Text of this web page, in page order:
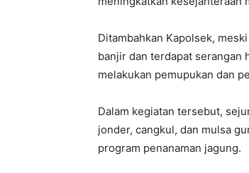
Ditambahkan Kapolsek,
banjir dan terdapat serangan
melakukan pemupukan dan
Dalam kegiatan tersebut,
jonder, cangkul, dan mulsa
program penanaman jagung.